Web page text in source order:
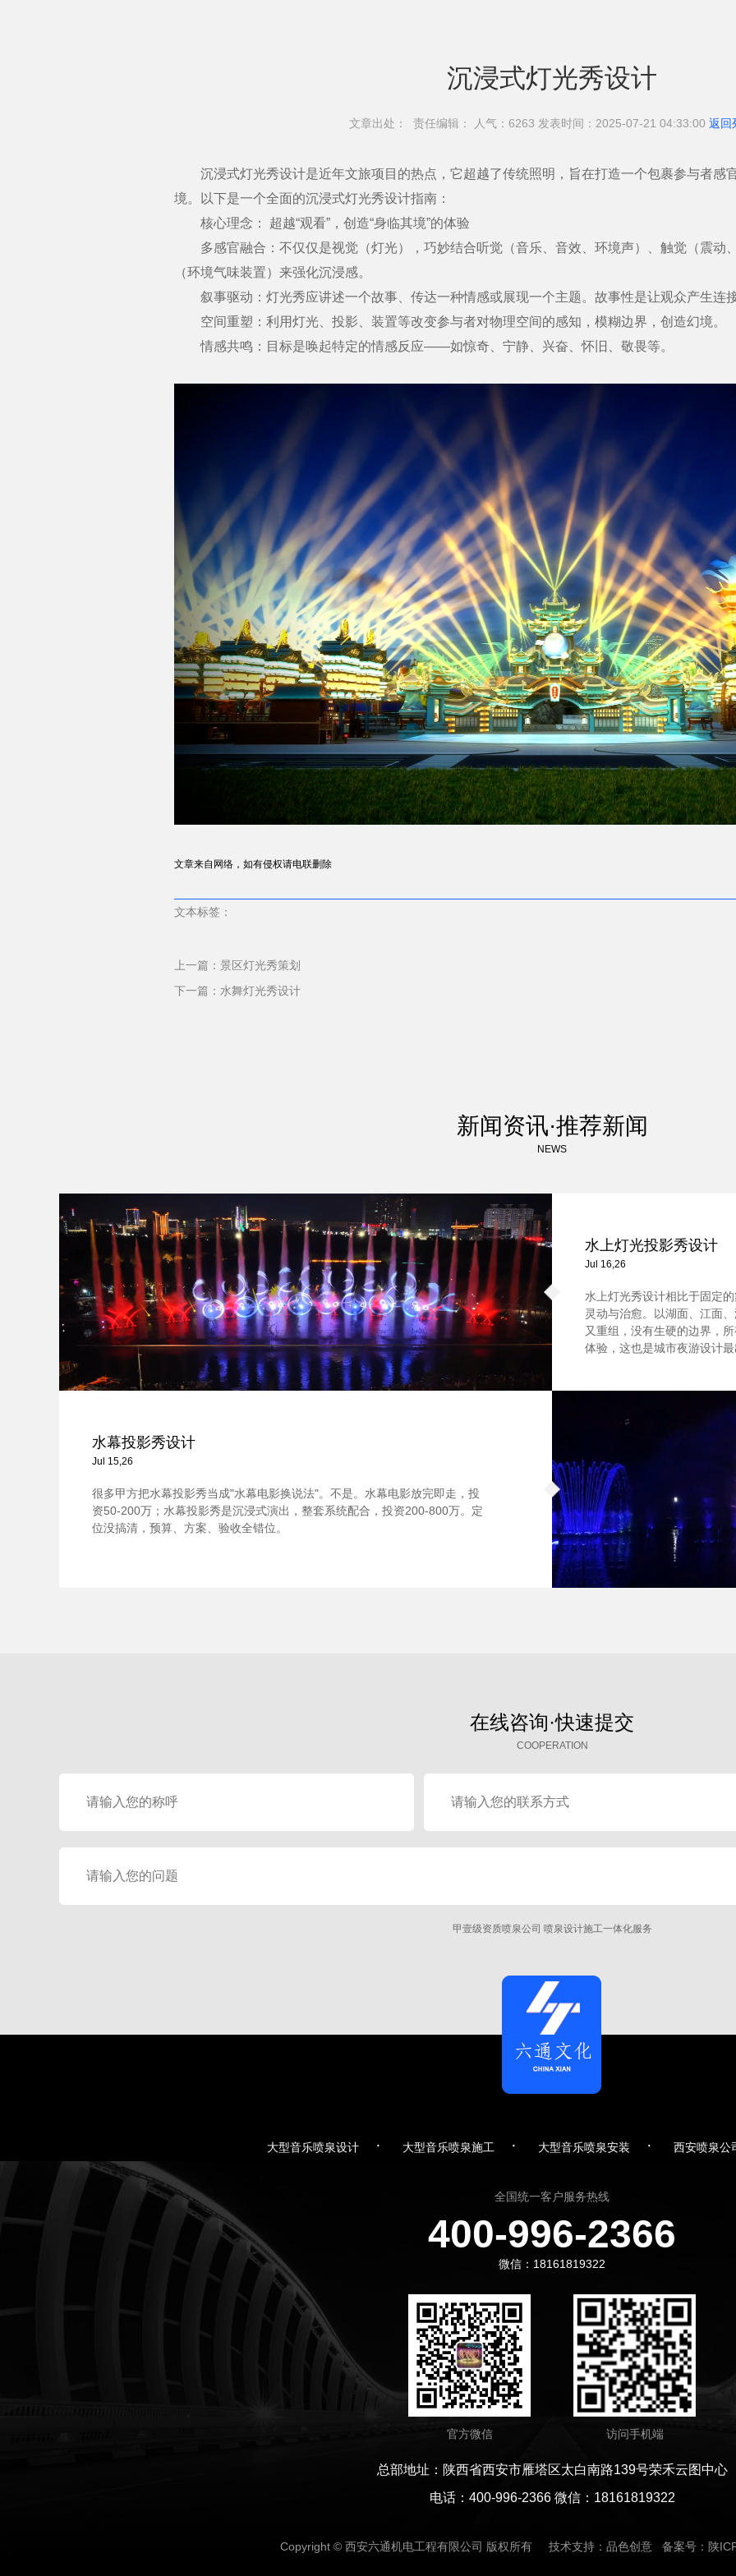
沉浸式灯光秀设计
文章出处： 责任编辑： 人气：6263 发表时间：2025-07-21 04:33:00 返回
沉浸式灯光秀设计是近年文旅项目的热点，它超越了传统照明，旨在打造一个包裹参与者感
境。以下是一个全面的沉浸式灯光秀设计指南：
核心理念： 超越“观看”，创造“身临其境”的体验
多感官融合：不仅仅是视觉（灯光），巧妙结合听觉（音乐、音效、环境声）、触觉（震动
（环境气味装置）来强化沉浸感。
叙事驱动：灯光秀应讲述一个故事、传达一种情感或展现一个主题。故事性是让观众产生连
空间重塑：利用灯光、投影、装置等改变参与者对物理空间的感知，模糊边界，创造幻境。
情感共鸣：目标是唤起特定的情感反应——如惊奇、宁静、兴奋、怀旧、敬畏等。
文章来自网络，如有侵权请电联删除
文本标签：
上一篇： 景区灯光秀策划
下一篇： 水舞灯光秀设计
新闻资讯·推荐新闻
NEWS
水上灯光投影秀设计
Jul 16,26
水上灯光秀设计相比于固定
灵动与治愈。以湖面、江面
又重组，没有生硬的边界，
体验，这也是城市夜游设计
水幕投影秀设计
Jul 15,26
很多甲方把水幕投影秀当成"水幕电影换说法"。不是。水幕电影放完即走，投
资50-200万；水幕投影秀是沉浸式演出，整套系统配合，投资200-800万。定
位没搞清，预算、方案、验收全错位。
在线咨询·快速提交
COOPERATION
甲壹级资质喷泉公司 喷泉设计施工一体化服务
大型音乐喷泉设计 · 大型音乐喷泉施工 · 大型音乐喷泉安装 · 西安喷泉公
全国统一客户服务热线
400-996-2366
微信：18161819322
官方微信 访问手机端
总部地址：陕西省西安市雁塔区太白南路139号荣禾云图中心
电话：400-996-2366 微信：18161819322
Copyright © 西安六通机电工程有限公司 版权所有 技术支持：品色创意 备案号： 陕